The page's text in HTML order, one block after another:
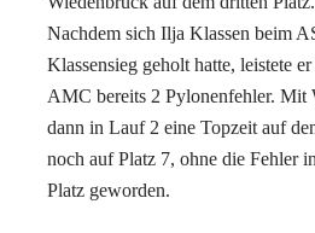
Nachdem sich Ilja Klassen beim
Klassensieg geholt hatte, leistete
AMC bereits 2 Pylonenfehler. Mit
dann in Lauf 2 eine Topzeit auf
noch auf Platz 7, ohne die Fehler
Platz geworden.